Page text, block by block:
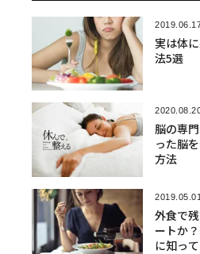
実は体
法5選
脳の専
った脳
方法
2019.05.01
外食で
ートか
に知っ